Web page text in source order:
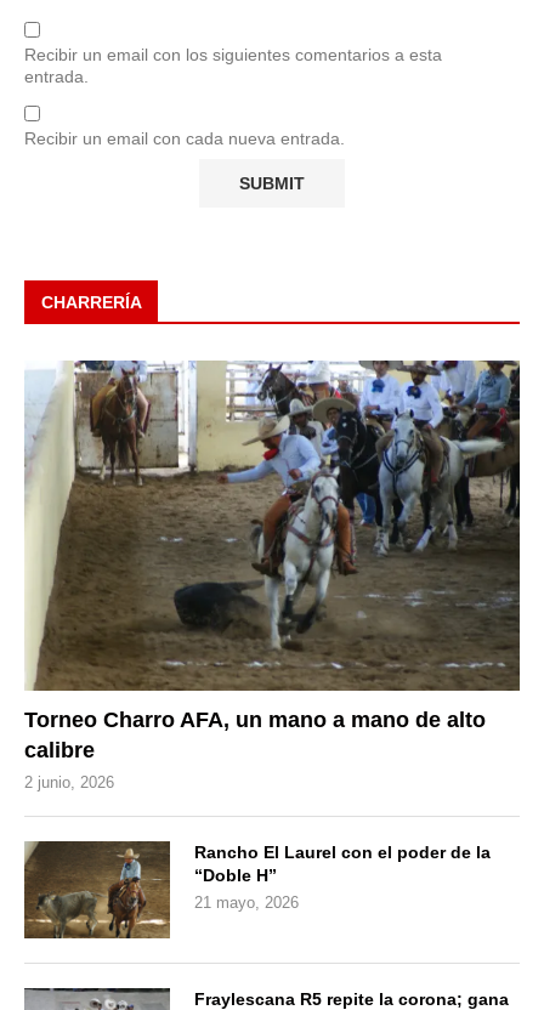
Recibir un email con los siguientes comentarios a esta
entrada.
Recibir un email con cada nueva entrada.
CHARRERÍA
Torneo Charro AFA, un mano a mano de alto
calibre
2 junio, 2026
Rancho El Laurel con el poder de la
“Doble H”
21 mayo, 2026
Fraylescana R5 repite la corona; gana